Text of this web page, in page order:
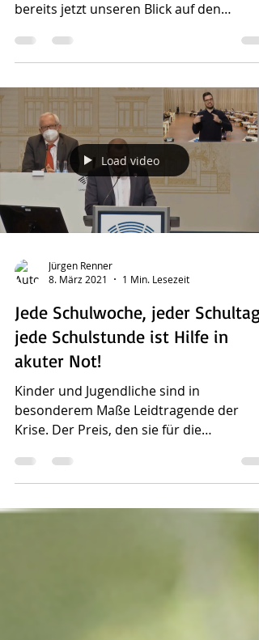
Nach wie vor ist der Schulbetrieb sehr
stark eingeschränkt. Aber wir müssen
Load video
Jürgen Renner
8. März 2021
1 Min. Lesezeit
Jede Schulwoche, jeder Schultag,
jede Schulstunde ist Hilfe in
akuter Not!
Kinder und Jugendliche sind in
besonderem Maße Leidtragende der